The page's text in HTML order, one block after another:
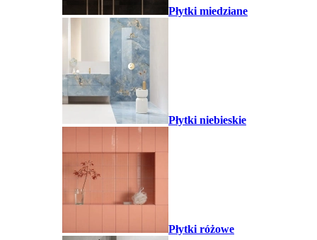
Płytki miedziane
Płytki niebieskie
Płytki różowe